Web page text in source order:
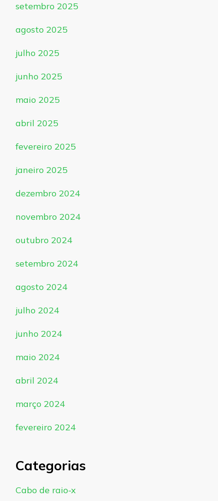
setembro 2025
agosto 2025
julho 2025
junho 2025
maio 2025
abril 2025
fevereiro 2025
janeiro 2025
dezembro 2024
novembro 2024
outubro 2024
setembro 2024
agosto 2024
julho 2024
junho 2024
maio 2024
abril 2024
março 2024
fevereiro 2024
Categorias
Cabo de raio-x